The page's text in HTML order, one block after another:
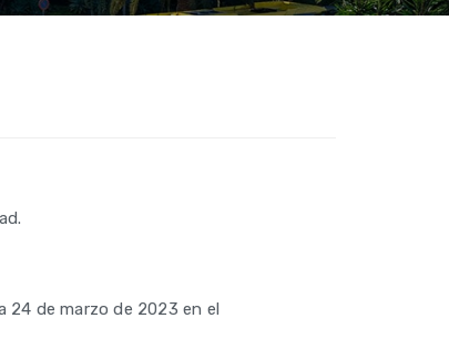
24 de marzo de 2023 en el